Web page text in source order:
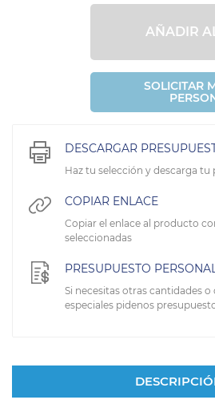
AÑADIR
SOLICITAR
DESCARGAR
Haz tu selección y descarga tu
COPIAR ENLACE
Copiar el enlace al producto
seleccionadas
PRESUPUESTO
Si necesitas otras cantidades
especiales pidenos